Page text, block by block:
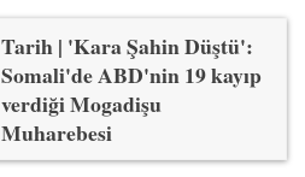
Tarih | 'Kara Şahin Düştü':
Somali'de ABD'nin 19 kayıp
verdiği Mogadişu
Muharebesi